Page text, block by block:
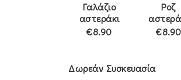
Γαλάζιο
αστεράκι
€8.90
Ροζ
€8.90
Δωρεάν Συσκευασία